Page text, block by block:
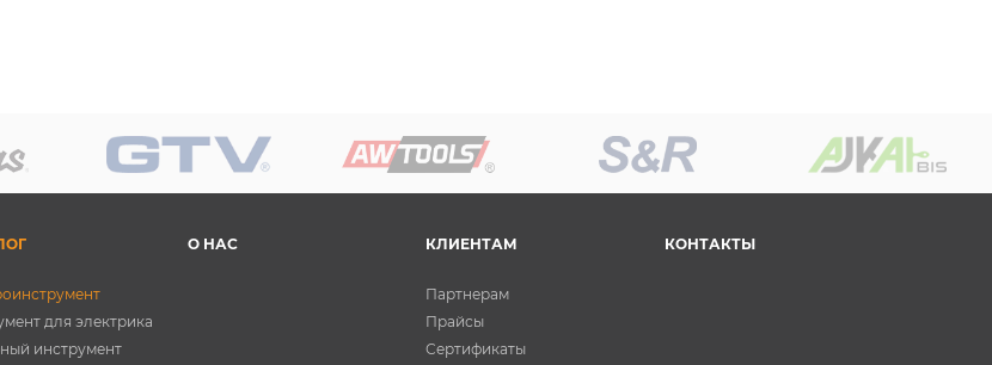
для электрика
инструмент
О НАС КЛИЕНТАМ
Партнерам
Прайсы
Сертификаты
КОНТАКТЫ